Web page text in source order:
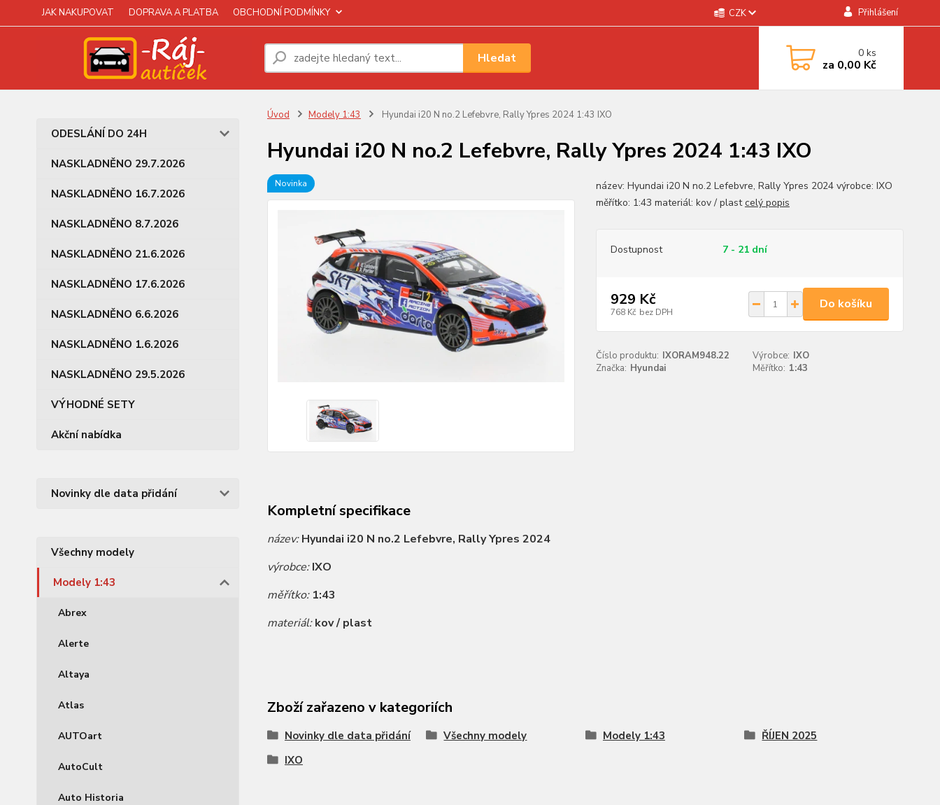
JAK NAKUPOVAT DOPRAVA A PLATBA OBCHODNÍ PODMÍNKY CZK Přihlášení
Hledat 0ks
za 0,00 Kč
ODESLÁNÍ DO 24H
NASKLADNĚNO 29.7.2026
NASKLADNĚNO 16.7.2026
NASKLADNĚNO 8.7.2026
NASKLADNĚNO 21.6.2026
NASKLADNĚNO 17.6.2026
NASKLADNĚNO 6.6.2026
NASKLADNĚNO 1.6.2026
NASKLADNĚNO 29.5.2026
VÝHODNÉ SETY
Akční nabídka
Novinky dle data přidání
Všechny modely
Modely 1:43
Abrex
Alerte
Altaya
Atlas
AUTOart
AutoCult
Auto Historia
Úvod Modely 1:43 Hyundai i20 N no.2 Lefebvre, Rally Ypres 2024 1:43 IXO
Hyundai i20 N no.2 Lefebvre, Rally Ypres 2024 1:43 IXO
Novinka
název: Hyundai i20 N no.2 Lefebvre, Rally Ypres 2024 výrobce: IXO
měřítko: 1:43 materiál: kov / plastcelý popis
Dostupnost 7 - 21 dní
929 Kč
768 Kč bez DPH
Do košíku
Číslo produktu: IXORAM948.22 Výrobce: IXO
Značka: Hyundai Měřítko: 1:43
Kompletní specifikace
název:Hyundai i20 N no.2 Lefebvre, Rally Ypres 2024
výrobce:IXO
měřítko: 1:43
materiál:kov / plast
Zboží zařazeno v kategoriích
Novinky dle data přidání Všechny modely Modely 1:43
ŘÍJEN 2025
IXO